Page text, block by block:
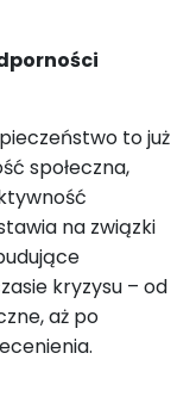
to już
społeczna,
na związki
kryzysu – od
aż po